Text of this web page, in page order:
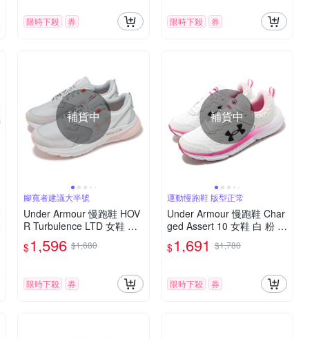
限時下殺 券 限時下殺 券
補貨中
腳寬者建議大半號
Under Armour 慢跑鞋 HOV
R Turbulence LTD 女鞋 灰
粉紅 緩衝 支撐 UA 運動鞋 3
026144103
$1,596 $1,680
限時下殺 券
補貨中
運動慢跑鞋 版型正常
Under Armour 慢跑鞋 Char
ged Assert 10 女鞋 白 粉 緩
震 回彈 運動鞋 路跑 UA 30
26179102
$1,691 $1,780
限時下殺 券